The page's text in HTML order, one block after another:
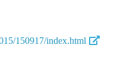
150917/index.html